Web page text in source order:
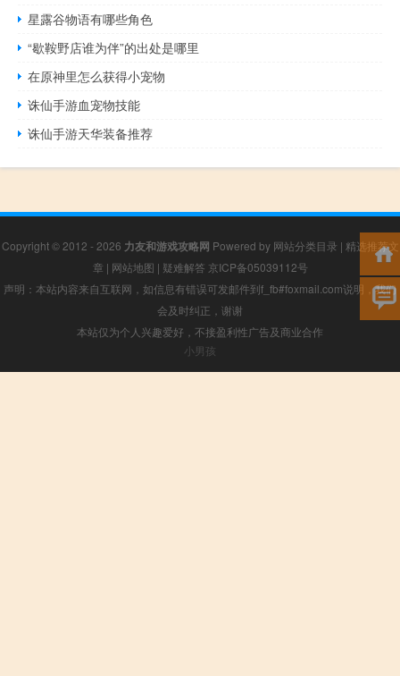
星露谷物语有哪些角色
“歇鞍野店谁为伴”的出处是哪里
在原神里怎么获得小宠物
诛仙手游血宠物技能
诛仙手游天华装备推荐
Copyright © 2012 - 2026 力友和游戏攻略网 Powered by 网站分类目录 | 精选推荐文
章 | 网站地图 | 疑难解答 京ICP备05039112号
声明：本站内容来自互联网，如信息有错误可发邮件到f_fb#foxmail.com说明，我们
会及时纠正，谢谢
本站仅为个人兴趣爱好，不接盈利性广告及商业合作
小男孩